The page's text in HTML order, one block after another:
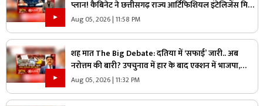
प्लान! कैबिनेट ने छत्तीसगढ़ राज्य आर्टिफिशियल इंटेलिजेंस मिशन
को दी मंजूरी, क्या Gen Z को ध्यान में रखकर तैयार किया गया
प्लान?
Aug 05, 2026 | 11:58 PM
शह मात The Big Debate: दतिया में ‘सफाई’ जारी.. अब
नरोत्तम की बारी? उपचुनाव में हार के बाद एक्शन में भाजपा,
लोकल बॉडी की सफाई के बाद असली निशाने पर कौन?
Aug 05, 2026 | 11:32 PM